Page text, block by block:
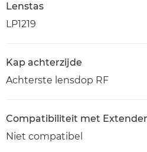
Lenstas
LP1219
Kap achterzijde
Achterste lensdop RF
Compatibiliteit met Extender
Niet compatibel